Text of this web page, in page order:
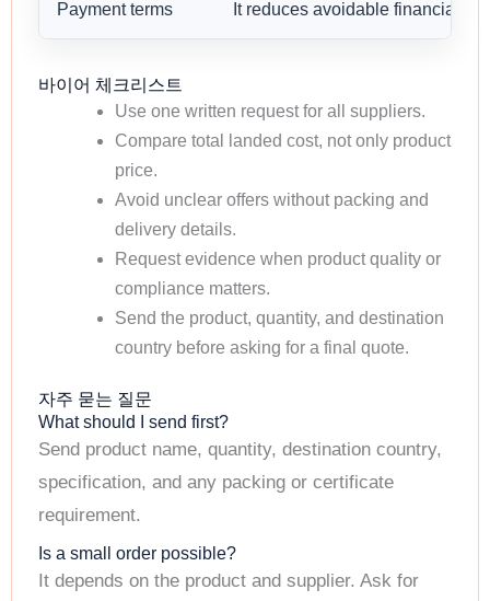
Payment terms It reduces avoidable financial
바이어 체크리스트
Use one written request for all suppliers.
Compare total landed cost, not only product
price.
Avoid unclear offers without packing and
delivery details.
Request evidence when product quality or
compliance matters.
Send the product, quantity, and destination
country before asking for a final quote.
자주 묻는 질문
What should I send first?
Send product name, quantity, destination country,
specification, and any packing or certificate
requirement.
Is a small order possible?
It depends on the product and supplier. Ask for